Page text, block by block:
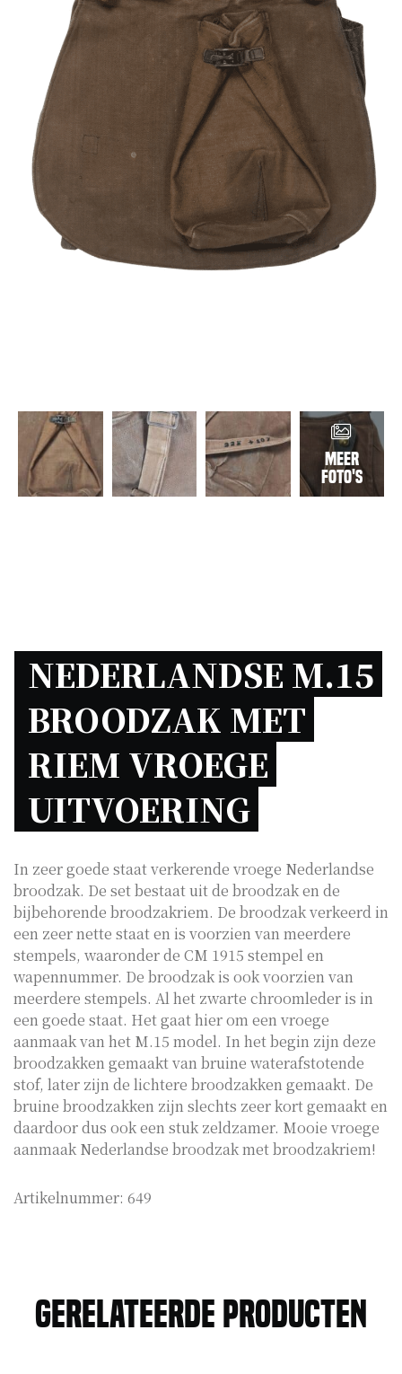
Meer
foto's
NEDERLANDSE M.15
BROODZAK MET
RIEM VROEGE
UITVOERING
In zeer goede staat verkerende vroege Nederlandse
broodzak. De set bestaat uit de broodzak en de
bijbehorende broodzakriem. De broodzak verkeerd in
een zeer nette staat en is voorzien van meerdere
stempels, waaronder de CM 1915 stempel en
wapennummer. De broodzak is ook voorzien van
meerdere stempels. Al het zwarte chroomleder is in
een goede staat. Het gaat hier om een vroege
aanmaak van het M.15 model. In het begin zijn deze
broodzakken gemaakt van bruine waterafstotende
stof, later zijn de lichtere broodzakken gemaakt. De
bruine broodzakken zijn slechts zeer kort gemaakt en
daardoor dus ook een stuk zeldzamer. Mooie vroege
aanmaak Nederlandse broodzak met broodzakriem!
Artikelnummer: 649
Gerelateerde producten